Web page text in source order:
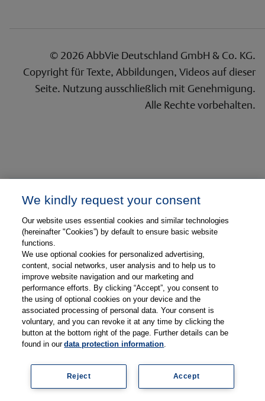
© 2026 AbbVie Deutschland GmbH & Co. KG.
Copyright für Texte, Abbildungen, Videos auf dieser
Seite. Nutzung ausschließlich mit Genehmigung.
Alle Rechte vorbehalten.
Gesponsert durch
We kindly request your consent
Our website uses essential cookies and similar technologies
(hereinafter "Cookies”) by default to ensure basic website
functions.
We use optional cookies for personalized advertising,
content, social networks, user analysis and to help us to
improve website navigation and our marketing and
performance efforts. By clicking “Accept”, you consent to
the using of optional cookies on your device and the
associated processing of personal data. Your consent is
voluntary, and you can revoke it at any time by clicking the
button at the bottom right of the page. Further details can be
found in ourdata protection information.
Accept
Reject